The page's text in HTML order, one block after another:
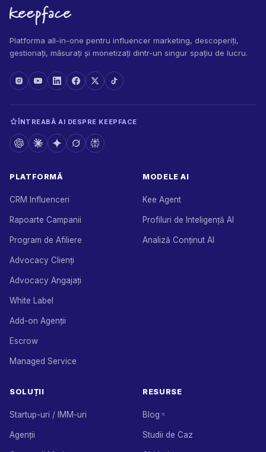
Platforma all-in-one pentru influencer marketing, descoperiți,
gestionați, măsurați și monetizați dintr-un singur spațiu de lucru.
ÎNTREABĂ AI DESPRE KEEPFACE
PLATFORMĂ
CRM Influenceri
Rapoarte Campanii
Program de Afiliere
Advocacy Clienți
Advocacy Angajați
White Label
Add-on Agenții
Escrow
Managed Service
MODELE AI
Kee Agent
Profiluri de Inteligență AI
Analiză Conținut AI
SOLUȚII
Startup-uri / IMM-uri
Agenții
RESURSE
Blog
Studii de Caz